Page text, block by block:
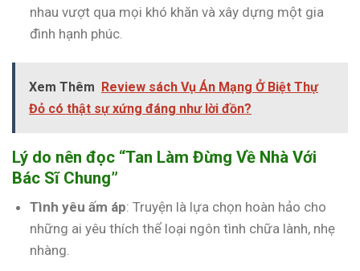
nhau vượt qua mọi khó khăn và xây dựng một gia
đình hạnh phúc.
Xem Thêm
Review sách Vụ Án Mạng Ở Biệt Thự
Đỏ có thật sự xứng đáng như lời đồn?
Lý do nên đọc “Tan Làm Đừng Về Nhà Với
Bác Sĩ Chung”
Tình yêu ấm áp: Truyện là lựa chọn hoàn hảo cho
những ai yêu thích thể loại ngôn tình chữa lành, nhẹ
nhàng.